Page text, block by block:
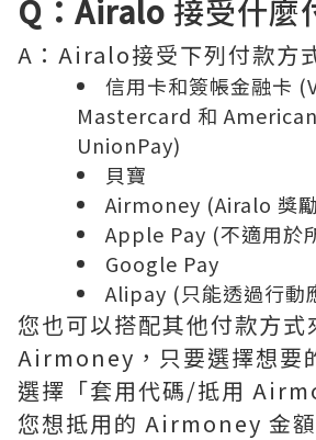
Q：Airalo 接受什麼
A：Airalo接受下列付款方
信用卡和簽帳金融卡
Mastercard 和
UnionPay)
貝寶
Airmoney (Airalo 獎
Apple Pay (不適用於
Google Pay
Alipay (只能透過行動
您也可以搭配其他付款方式
Airmoney，只要選擇想要
選擇「套用代碼/抵用
您想抵用的 Airmoney 金額